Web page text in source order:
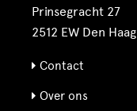
Prinsegracht 27
2512 EW Den Haag
Contact
Over ons